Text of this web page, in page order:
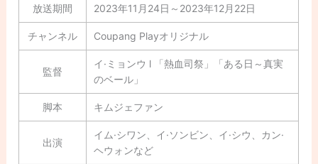
放送期間 2023年11月24日～2023年12月22日
チャンネル Coupang Playオリジナル
監督
イ·ミョンウ l 「熱血司祭」「ある日～真実
のベール」
脚本 キムジェファン
出演
イム·シワン、イ·ソンビン、イ·シウ、カン·
ヘウォンなど